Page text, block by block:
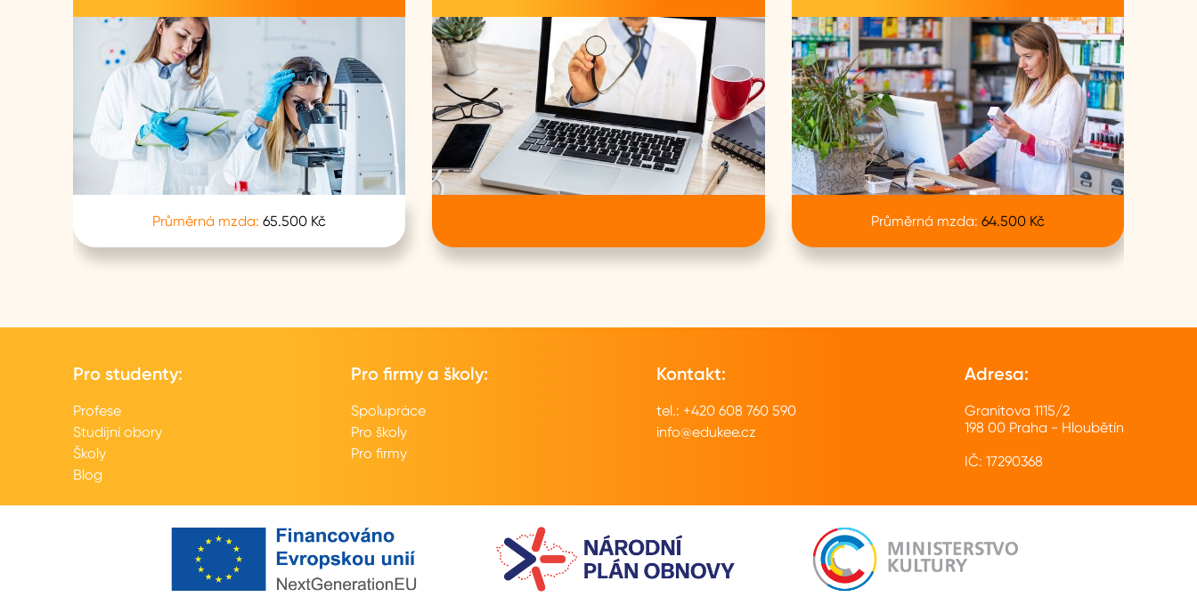
Průměrná mzda: 65.500 Kč Průměrná mzda: 64.500 Kč
Pro studenty:
Profese
Studijní obory
Školy
Blog
Pro firmy a školy:
Spolupráce
Pro školy
Pro firmy
Kontakt:
tel.: +420 608 760 590
info@edukee.cz
Adresa:
Granitova 1115/2
198 00 Praha - Hloubětín
IČ: 17290368